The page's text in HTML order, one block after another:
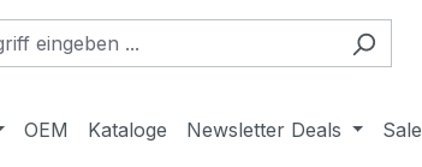
OEM Kataloge Newsletter Deals Sale